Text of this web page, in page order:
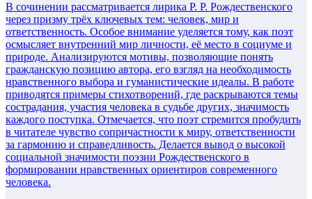
В сочинении рассматривается лирика Р. Р. Рождественского
через призму трёх ключевых тем: человек, мир и
ответственность. Особое внимание уделяется тому, как поэт
осмысляет внутренний мир личности, её место в социуме и
природе. Анализируются мотивы, позволяющие понять
гражданскую позицию автора, его взгляд на необходимость
нравственного выбора и гуманистические идеалы. В работе
приводятся примеры стихотворений, где раскрываются темы
сострадания, участия человека в судьбе других, значимость
каждого поступка. Отмечается, что поэт стремится пробудить
в читателе чувство сопричастности к миру, ответственности
за гармонию и справедливость. Делается вывод о высокой
социальной значимости поэзии Рождественского в
формировании нравственных ориентиров современного
человека.